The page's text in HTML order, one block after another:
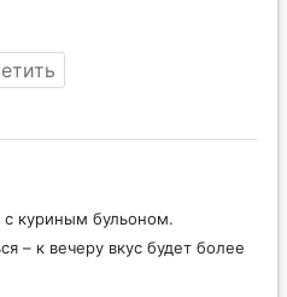
с куриным бульоном.
– к вечеру вкус будет более